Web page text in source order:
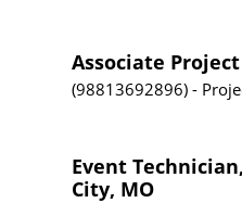
Associate
98813692896
Event
City, MO